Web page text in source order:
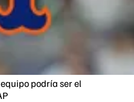
podría ser el